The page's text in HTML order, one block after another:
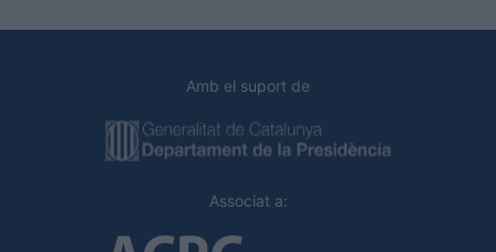
Amb el suport de
Associat a: